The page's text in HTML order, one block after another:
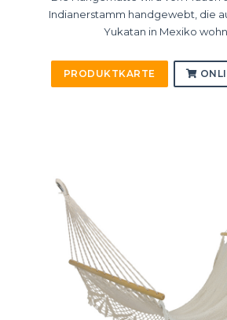
Indianerstamm handgewebt, die
Yukatan in Mexiko
PRODUKTKARTE